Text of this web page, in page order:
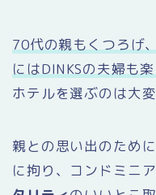
70代の親もくつろげ
にはDINKSの夫婦も
ホテルを選ぶのは大変
親との思い出のために
に拘り、コンドミニ